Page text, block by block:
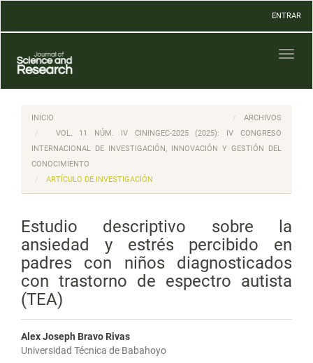
Contenido
Barra
lateral
ENTRAR
INICIO
ARCHIVOS
VOL. 11 NÚM. IV CININGEC-2025 (2025): IV CONGRESO
INTERNACIONAL DE INVESTIGACIÓN, INNOVACIÓN Y GESTIÓN DEL
CONOCIMIENTO
ARTÍCULO DE INVESTIGACIÓN
Estudio descriptivo sobre la
ansiedad y estrés percibido en
padres con niños diagnosticados
con trastorno de espectro autista
(TEA)
Alex Joseph Bravo Rivas
Universidad Técnica de Babahoyo